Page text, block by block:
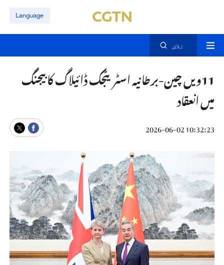
Language
تلاش
11ویں چین-برطانیہ اسٹریٹجک ڈائیلاگ کا بیجنگ
میں انعقاد
10:32:23 2026-06-02